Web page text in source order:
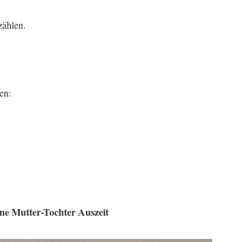
Mutter-Tochter Auszeit